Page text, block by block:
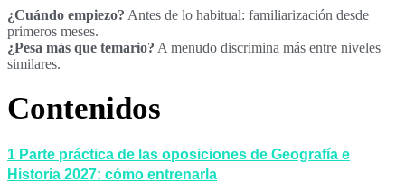
¿Cuándo empiezo? Antes de lo habitual: familiarización desde
primeros meses.
¿Pesa más que temario? A menudo discrimina más entre niveles
similares.
Contenidos
1 Parte práctica de las oposiciones de Geografía e
Historia 2027: cómo entrenarla